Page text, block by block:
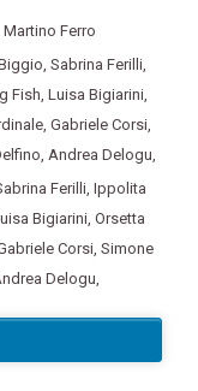
Martino Ferro
, Sabrina Ferilli,
Fish, Luisa Bigiarini,
, Gabriele Corsi,
, Andrea Delogu,
Ferilli, Ippolita
Bigiarini, Orsetta
Corsi, Simone
Delogu,